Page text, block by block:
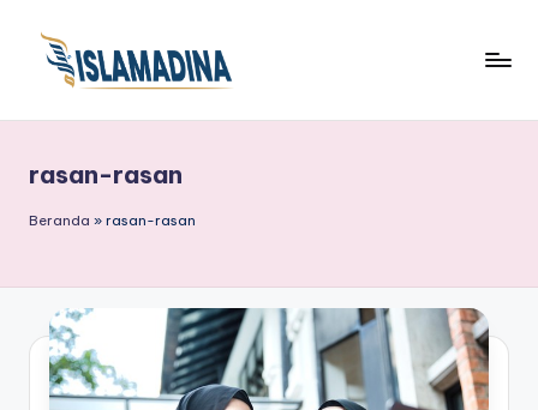
rasan-rasan
Beranda » rasan-rasan